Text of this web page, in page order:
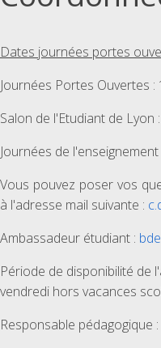
Dates journées portes
Journées Portes Ouvertes
Salon de l'Etudiant de Lyon
Journées de
Vous pouvez poser vos
à l'adresse mail suivante :
Ambassadeur étudiant :
Période de disponibilité de
vendredi hors vacances
Responsable pédagogique :